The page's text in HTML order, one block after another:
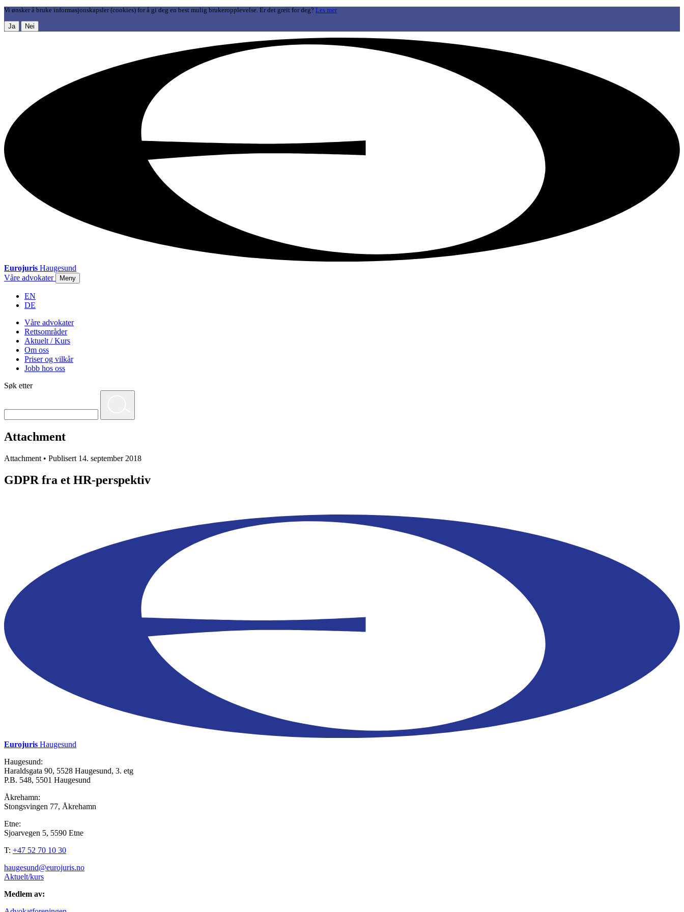
Vi ønsker å bruke informasjonskapsler (cookies) for å gi deg en best mulig brukeropplevelse. Er det greit for deg? Les mer
Ja Nei
Eurojuris Haugesund
Våre advokater
Meny
EN
DE
Våre advokater
Rettsområder
Aktuelt / Kurs
Om oss
Priser og vilkår
Jobb hos oss
Søk etter
Attachment
Attachment • Publisert 14. september 2018
GDPR fra et HR-perspektiv
Eurojuris Haugesund
Haugesund:
Haraldsgata 90, 5528 Haugesund, 3. etg
P.B. 548, 5501 Haugesund
Åkrehamn:
Stongsvingen 77, Åkrehamn
Etne:
Sjoarvegen 5, 5590 Etne
T: +47 52 70 10 30
haugesund@eurojuris.no
Aktuelt/kurs
Medlem av: